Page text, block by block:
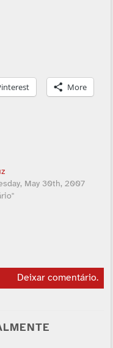
More
May 30th, 2007
Deixar comentário.